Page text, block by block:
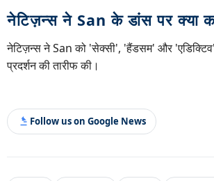
नेटिज़न्स ने San के डांस पर क्या
नेटिज़न्स ने San को 'सेक्सी', 'हैंडसम' और
प्रदर्शन की तारीफ की।
Follow us on Google News